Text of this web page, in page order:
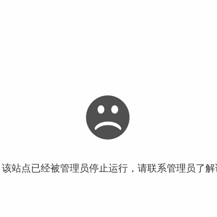
站点已经被管理员停止运行，请联系管理员了